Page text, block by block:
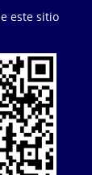
este sitio